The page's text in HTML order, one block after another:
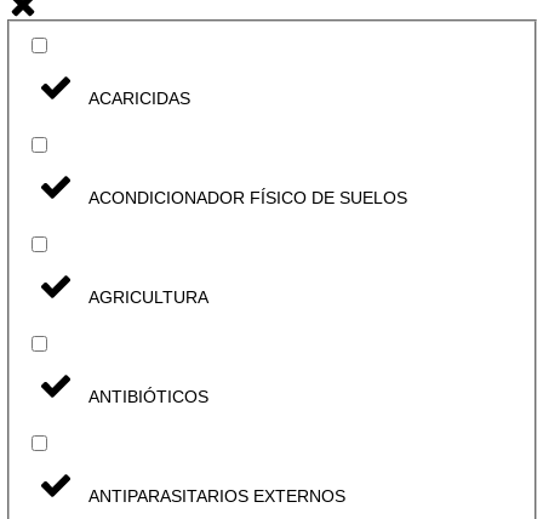
ACARICIDAS
ACONDICIONADOR FÍSICO DE SUELOS
AGRICULTURA
ANTIBIÓTICOS
ANTIPARASITARIOS EXTERNOS